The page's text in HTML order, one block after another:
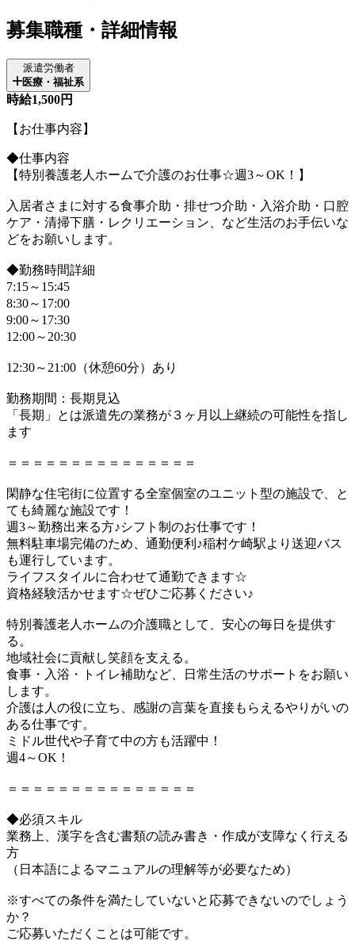
募集職種・詳細情報
派遣労働者
医療・福祉系
時給1,500円
【お仕事内容】
◆仕事内容
【特別養護老人ホームで介護のお仕事☆週3～OK！】
入居者さまに対する食事介助・排せつ介助・入浴介助・口腔
ケア・清掃下膳・レクリエーション、など生活のお手伝いな
どをお願いします。
◆勤務時間詳細
7:15～15:45
8:30～17:00
9:00～17:30
12:00～20:30
12:30～21:00（休憩60分）あり
勤務期間：長期見込
「長期」とは派遣先の業務が３ヶ月以上継続の可能性を指し
ます
＝＝＝＝＝＝＝＝＝＝＝＝＝＝＝
閑静な住宅街に位置する全室個室のユニット型の施設で、と
ても綺麗な施設です！
週3～勤務出来る方♪シフト制のお仕事です！
無料駐車場完備のため、通勤便利♪稲村ケ崎駅より送迎バス
も運行しています。
ライフスタイルに合わせて通勤できます☆
資格経験活かせます☆ぜひご応募ください♪
特別養護老人ホームの介護職として、安心の毎日を提供す
る。
地域社会に貢献し笑顔を支える。
食事・入浴・トイレ補助など、日常生活のサポートをお願い
します。
介護は人の役に立ち、感謝の言葉を直接もらえるやりがいの
ある仕事です。
ミドル世代や子育て中の方も活躍中！
週4～OK！
＝＝＝＝＝＝＝＝＝＝＝＝＝＝＝
◆必須スキル
業務上、漢字を含む書類の読み書き・作成が支障なく行える
方
（日本語によるマニュアルの理解等が必要なため）
※すべての条件を満たしていないと応募できないのでしょう
か？
ご応募いただくことは可能です。